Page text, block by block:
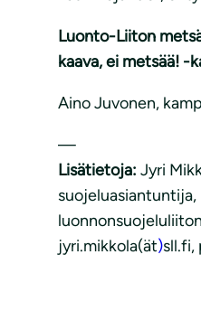
Luonto-Liiton
kaava, ei metsää! -
Aino Juvonen,
—
Lisätietoja: Jyri
suojeluasiantuntija,
jyri.mikkola(ät)sll.fi,